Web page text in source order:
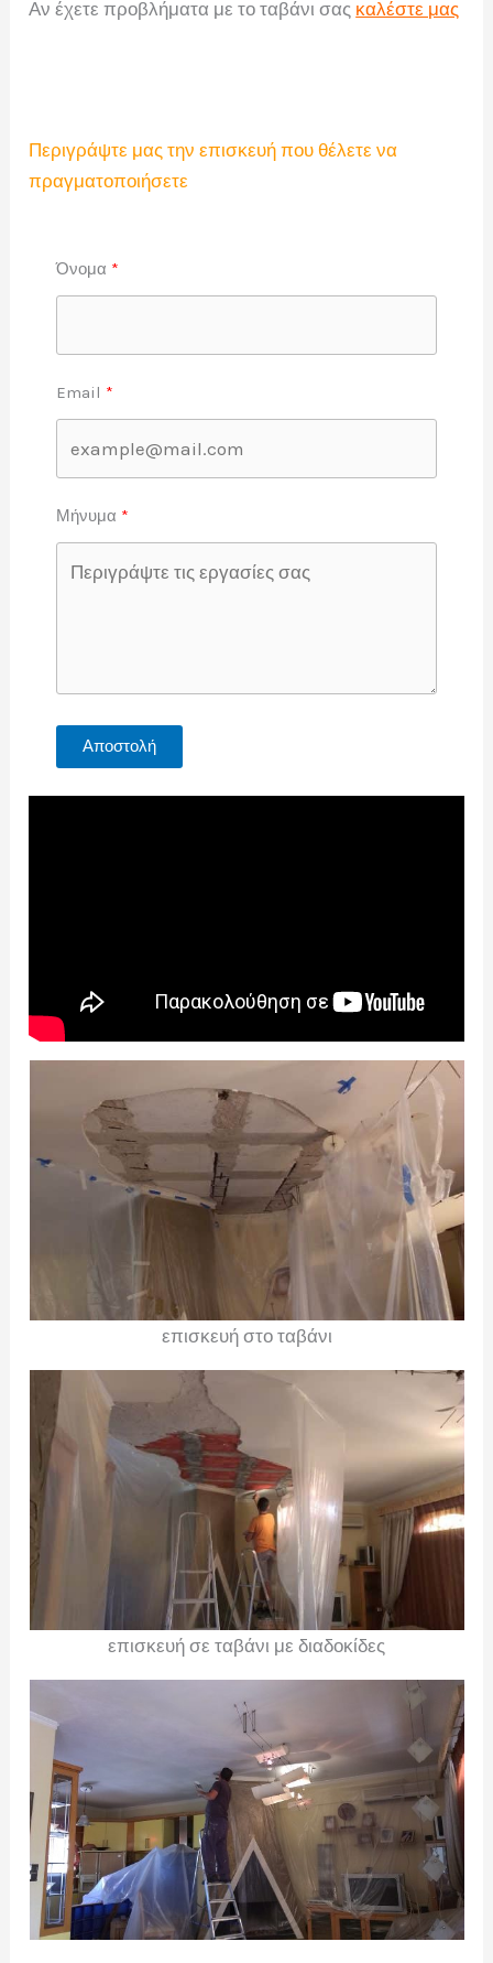
Αν έχετε προβλήματα με το ταβάνι σας καλέστε μας
Περιγράψτε μας την επισκευή που θέλετε να
πραγματοποιήσετε
Όνομα
Email
Μήνυμα
Αποστολή
επισκευή στο ταβάνι
επισκευή σε ταβάνι με διαδοκίδες